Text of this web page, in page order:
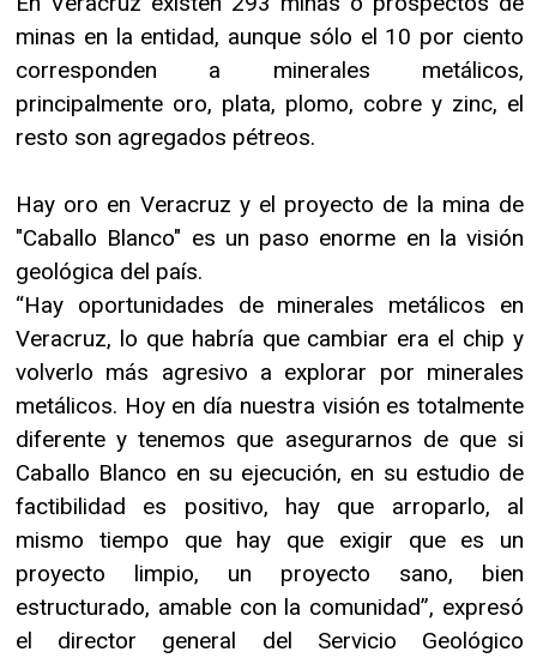
minas en la entidad, aunque sólo el 10 por ciento
corresponden a minerales metálicos,
principalmente oro, plata, plomo, cobre y zinc, el
resto son agregados pétreos.
Hay oro en Veracruz y el proyecto de la mina de
"Caballo Blanco" es un paso enorme en la visión
geológica del país.
“Hay oportunidades de minerales metálicos en
Veracruz, lo que habría que cambiar era el chip y
volverlo más agresivo a explorar por minerales
metálicos. Hoy en día nuestra visión es totalmente
diferente y tenemos que asegurarnos de que si
Caballo Blanco en su ejecución, en su estudio de
factibilidad es positivo, hay que arroparlo, al
mismo tiempo que hay que exigir que es un
proyecto limpio, un proyecto sano, bien
estructurado, amable con la comunidad”, expresó
el director general del Servicio Geológico